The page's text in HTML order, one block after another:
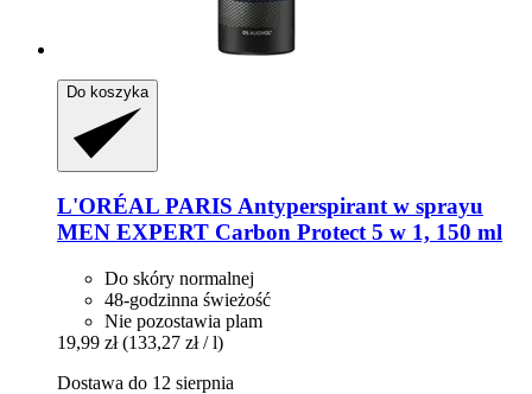
Do koszyka
L'ORÉAL PARIS Antyperspirant w sprayu
MEN EXPERT Carbon Protect 5 w 1, 150 ml
Do skóry normalnej
48-godzinna świeżość
Nie pozostawia plam
19,99 zł (133,27 zł / l)
Dostawa do 12 sierpnia